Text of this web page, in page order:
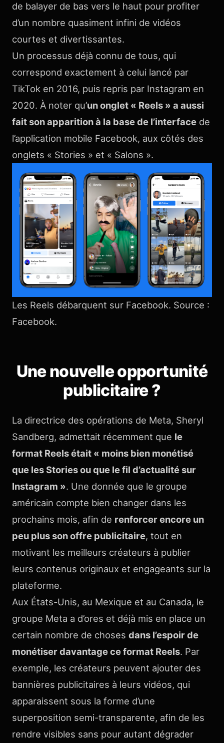
de balayer de bas vers le haut pour profiter
d’un nombre quasiment infini de vidéos
courtes et divertissantes.
Un processus déjà connu de tous, qui
correspond exactement à celui lancé par
TikTok en 2016, puis repris par Instagram en
2020. À noter qu’un onglet « Reels » a aussi
fait son apparition à la base de l’interface de
l’application mobile Facebook, aux côtés des
onglets « Stories » et « Salons ».
Les Reels débarquent sur Facebook. Source :
Facebook.
Une nouvelle opportunité
publicitaire ?
La directrice des opérations de Meta, Sheryl
Sandberg, admettait récemment que le
format Reels était « moins bien monétisé
que les Stories ou que le fil d’actualité sur
Instagram ». Une donnée que le groupe
américain compte bien changer dans les
prochains mois, afin de renforcer encore un
peu plus son offre publicitaire, tout en
motivant les meilleurs créateurs à publier
leurs contenus originaux et engageants sur la
plateforme.
Aux États-Unis, au Mexique et au Canada, le
groupe Meta a d’ores et déjà mis en place un
certain nombre de choses dans l’espoir de
monétiser davantage ce format Reels. Par
exemple, les créateurs peuvent ajouter des
bannières publicitaires à leurs vidéos, qui
apparaissent sous la forme d’une
superposition semi-transparente, afin de les
rendre visibles sans pour autant dégrader